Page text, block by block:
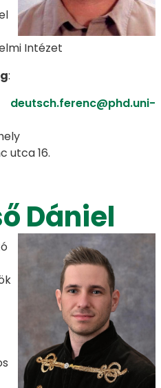
Intézet
:
deutsch.ferenc@phd.uni-
utca 16.
Dániel